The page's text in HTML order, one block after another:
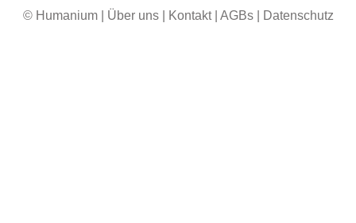
© Humanium| Über uns| Kontakt| AGBs| Datenschutz